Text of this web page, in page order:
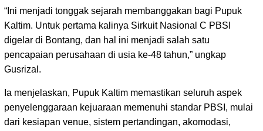
“Ini menjadi tonggak sejarah membanggakan bagi Pupuk
Kaltim. Untuk pertama kalinya Sirkuit Nasional C PBSI
digelar di Bontang, dan hal ini menjadi salah satu
pencapaian perusahaan di usia ke-48 tahun,” ungkap
Gusrizal.
Ia menjelaskan, Pupuk Kaltim memastikan seluruh aspek
penyelenggaraan kejuaraan memenuhi standar PBSI, mulai
dari kesiapan venue, sistem pertandingan, akomodasi,